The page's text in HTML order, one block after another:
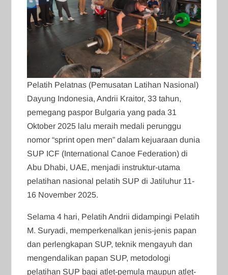
Pelatih Pelatnas (Pemusatan Latihan Nasional)
Dayung Indonesia, Andrii Kraitor, 33 tahun,
pemegang paspor Bulgaria yang pada 31
Oktober 2025 lalu meraih medali perunggu
nomor “sprint open men” dalam kejuaraan dunia
SUP ICF (International Canoe Federation) di
Abu Dhabi, UAE, menjadi instruktur-utama
pelatihan nasional pelatih SUP di Jatiluhur 11-
16 November 2025.
Selama 4 hari, Pelatih Andrii didampingi Pelatih
M. Suryadi, memperkenalkan jenis-jenis papan
dan perlengkapan SUP, teknik mengayuh dan
mengendalikan papan SUP, metodologi
pelatihan SUP bagi atlet-pemula maupun atlet-